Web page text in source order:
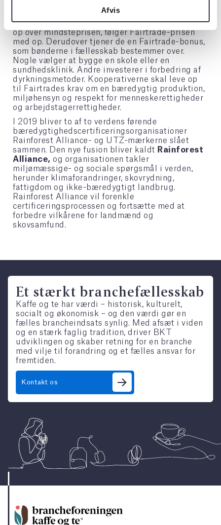
Afvis
dækker, hvad det koster at dyrke råvaren på
bæredygtig vis. Hvis verdensmarkedsprisen går
op over mindsteprisen, følger Fairtrade-prisen
med op. Derudover tjener de en Fairtrade-bonus,
som bønderne i fællesskab bestemmer over.
Nogle vælger at bygge en skole eller en
sundhedsklinik. Andre investerer i forbedring af
dyrkningsmetoder. Kooperativerne skal leve op
til Fairtrades krav om en bæredygtig produktion,
miljøhensyn og respekt for menneskerettigheder
og arbejdstagerrettigheder.
I 2019 bliver to af to verdens førende
bæredygtighedscertificeringsorganisationer
Rainforest Alliance- og UTZ-mærkerne slået
sammen. Den nye fusion bliver kaldt Rainforest
Alliance,og organisationen takler
miljømæssige- og sociale spørgsmål i verden,
herunder klimaforandringer, skovrydning,
fattigdom og ikke-bæredygtigt landbrug.
Rainforest Alliance vil forenkle
certificeringsprocessen og fortsætte med at
forbedre vilkårene for landmænd og
skovsamfund.
Et stærkt branchefællesskab
Kaffe og te har værdi – historisk, kulturelt,
socialt og økonomisk – og den værdi gør en
fælles brancheindsats synlig. Med afsæt i viden
og en stærk faglig tradition, driver BKT
udviklingen og skaber retning for en branche
med vilje til forandring og et fælles ansvar for
fremtiden.
Kontakt os